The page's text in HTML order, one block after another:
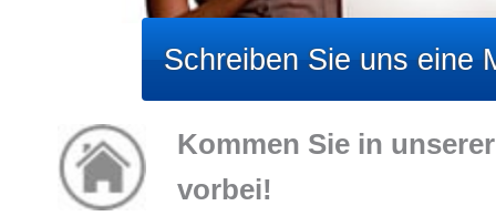
Schreiben Sie uns eine
Kommen Sie in
vorbei!